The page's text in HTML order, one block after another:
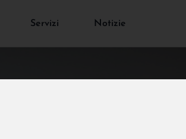
Servizi Notizie